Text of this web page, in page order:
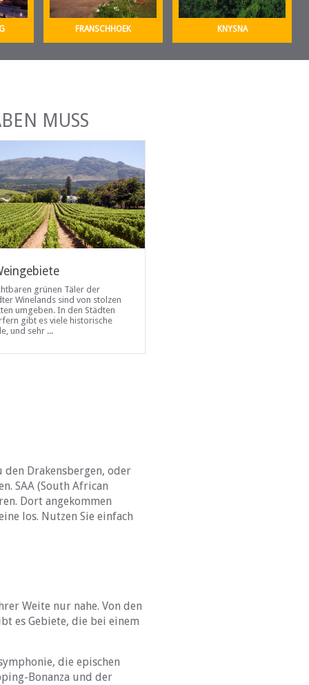
FRANSCHHOEK KNYSNA
MUSS
grünen Täler der
Winelands sind von stolzen
umgeben. In den Städten
gibt es viele historische
und sehr ...
den Drakensbergen, oder
SAA (South African
Dort angekommen
los. Nutzen Sie einfach
Weite nur nahe. Von den
es Gebiete, die bei einem
die epischen
Bonanza und der